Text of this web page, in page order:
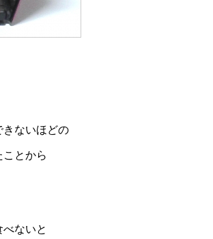
きないほどの
とから
ないと